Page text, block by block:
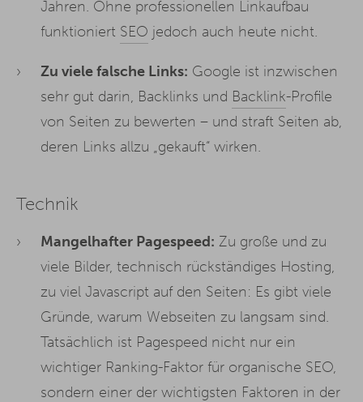
Jahren. Ohne professionellen Linkaufbau
funktioniert SEO jedoch auch heute nicht.
Zu viele falsche Links: Google ist inzwischen
sehr gut darin, Backlinks und Backlink-Profile
von Seiten zu bewerten – und straft Seiten ab,
deren Links allzu „gekauft“ wirken.
Technik
Mangelhafter Pagespeed: Zu große und zu
viele Bilder, technisch rückständiges Hosting,
zu viel Javascript auf den Seiten: Es gibt viele
Gründe, warum Webseiten zu langsam sind.
Tatsächlich ist Pagespeed nicht nur ein
wichtiger Ranking-Faktor für organische SEO,
sondern einer der wichtigsten Faktoren in der